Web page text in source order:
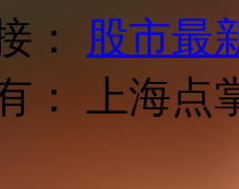
：
股市最
：
上海